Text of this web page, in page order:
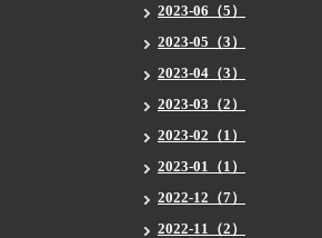
2023-06（5）
2023-05（3）
2023-04（3）
2023-03（2）
2023-02（1）
2023-01（1）
2022-12（7）
2022-11（2）